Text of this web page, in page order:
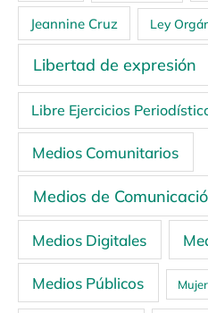
Jeannine Cruz Ley
Libertad de expresión
Libre Ejercicios
Medios Comunitarios
Medios de
Medios Digitales
Medios Públicos Mujer